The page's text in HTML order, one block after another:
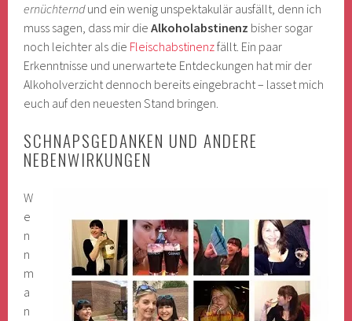
ernüchterndund ein wenig unspektakulär ausfällt, denn ich
muss sagen, dass mir dieAlkoholabstinenz bisher sogar
noch leichter als die Fleischabstinenzfällt. Ein paar
Erkenntnisse und unerwartete Entdeckungen hat mir der
Alkoholverzicht dennoch bereits eingebracht – lasset mich
euch auf den neuesten Stand bringen.
SCHNAPSGEDANKEN UND ANDERE
NEBENWIRKUNGEN
W
e
n
n
m
a
n